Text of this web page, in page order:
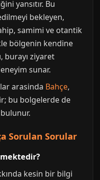
yansıtır. Bu
bekleyen,
samimi ve otantik
bölgenin kendine
burayı ziyaret
sunar.
arasinda Bahçe,
bu bolgelerde de
Sorulan Sorular
kesin bir bilgi